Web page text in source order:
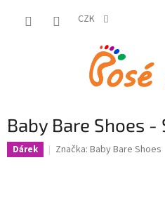
CZK
Baby Bare Shoes
Dárek Značka: Baby Bare Shoes